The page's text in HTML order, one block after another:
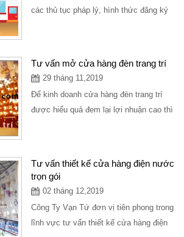
các thủ tục pháp lý, hình thức đăng ký
Tư vấn mở cửa hàng đèn trang trí
29 tháng 11,2019
Để kinh doanh cửa hàng đèn trang trí
được hiểu quả đem lại lợi nhuận cao thì
Tư vấn thiết kế cửa hàng điện nước
trọn gói
02 tháng 12,2019
Công Ty Vạn Tứ đơn vị tiên phong trong
lĩnh vực tư vấn thiết kế cửa hàng điện